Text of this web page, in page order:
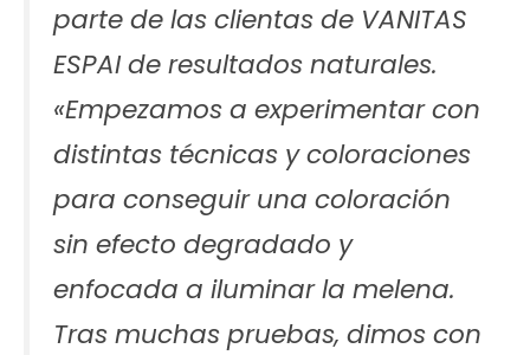
parte de las clientas de VANITAS
ESPAI de resultados naturales.
«Empezamos a experimentar con
distintas técnicas y coloraciones
para conseguir una coloración
sin efecto degradado y
enfocada a iluminar la melena.
Tras muchas pruebas, dimos con